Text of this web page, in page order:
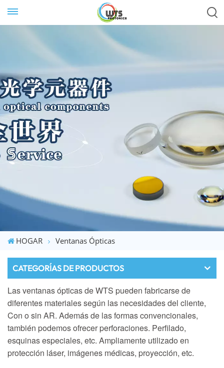
HOGAR Ventanas Ópticas
CATEGORÍAS DE PRODUCTOS
Las ventanas ópticas de WTS pueden fabricarse de
diferentes materiales según las necesidades del cliente,
Con o sin AR. Además de las formas convencionales,
también podemos ofrecer perforaciones. Perfilado,
esquinas especiales, etc. Ampliamente utilizado en
protección láser, imágenes médicas, proyección, etc.